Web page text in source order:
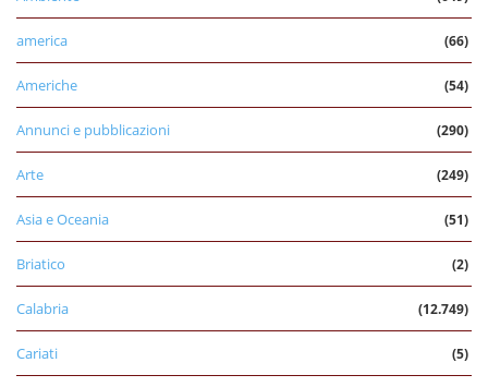
america (66)
Americhe (54)
Annunci e pubblicazioni (290)
Arte (249)
Asia e Oceania (51)
Briatico (2)
Calabria (12.749)
Cariati (5)